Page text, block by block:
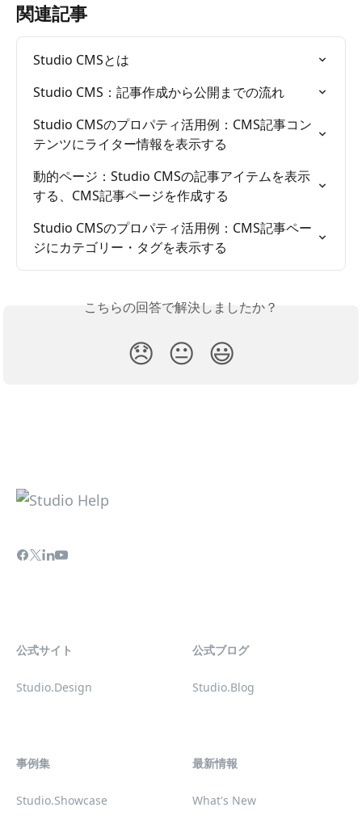
関連記事
Studio CMSとは
Studio CMS：記事作成から公開までの流れ
Studio CMSのプロパティ活用例：CMS記事コン
テンツにライター情報を表示する
動的ページ：Studio CMSの記事アイテムを表示
する、CMS記事ページを作成する
Studio CMSのプロパティ活用例：CMS記事ペー
ジにカテゴリー・タグを表示する
こちらの回答で解決しましたか？
😞 😐 😃
公式サイト
Studio.Design
公式ブログ
Studio.Blog
事例集
Studio.Showcase
最新情報
What's New